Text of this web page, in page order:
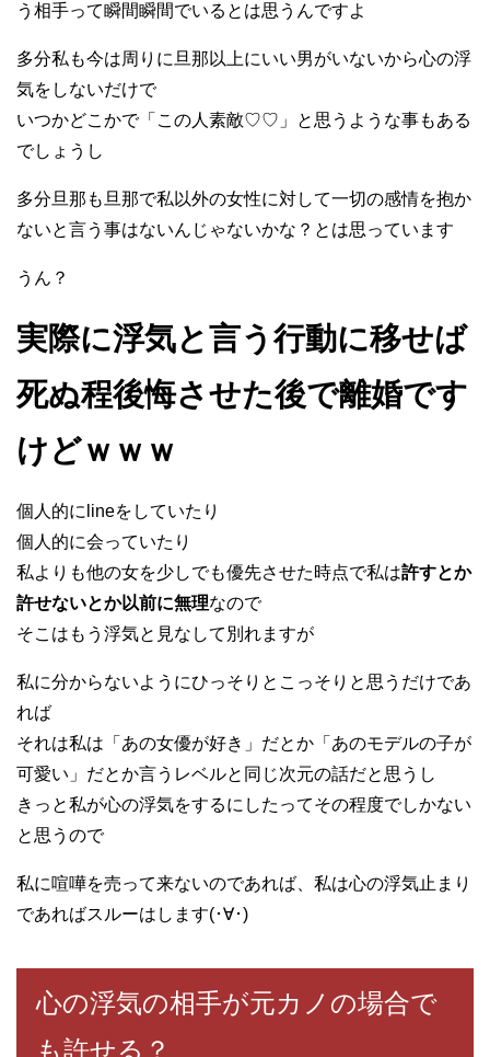
う相手って瞬間瞬間でいるとは思うんですよ
多分私も今は周りに旦那以上にいい男がいないから心の浮
気をしないだけで
いつかどこかで「この人素敵♡♡」と思うような事もある
でしょうし
多分旦那も旦那で私以外の女性に対して一切の感情を抱か
ないと言う事はないんじゃないかな？とは思っています
うん？
実際に浮気と言う行動に移せば
死ぬ程後悔させた後で離婚です
けどｗｗｗ
個人的にlineをしていたり
個人的に会っていたり
私よりも他の女を少しでも優先させた時点で私は許すとか
許せないとか以前に無理なので
そこはもう浮気と見なして別れますが
私に分からないようにひっそりとこっそりと思うだけであ
れば
それは私は「あの女優が好き」だとか「あのモデルの子が
可愛い」だとか言うレベルと同じ次元の話だと思うし
きっと私が心の浮気をするにしたってその程度でしかない
と思うので
私に喧嘩を売って来ないのであれば、私は心の浮気止まり
であればスルーはします(･∀･)
心の浮気の相手が元カノの場合で
も許せる？